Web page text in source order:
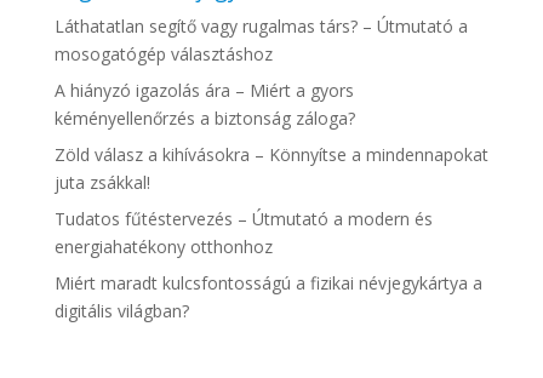
Láthatatlan segítő vagy rugalmas társ? – Útmutató a
mosogatógép választáshoz
A hiányzó igazolás ára – Miért a gyors
kéményellenőrzés a biztonság záloga?
Zöld válasz a kihívásokra – Könnyítse a mindennapokat
juta zsákkal!
Tudatos fűtéstervezés – Útmutató a modern és
energiahatékony otthonhoz
Miért maradt kulcsfontosságú a fizikai névjegykártya a
digitális világban?